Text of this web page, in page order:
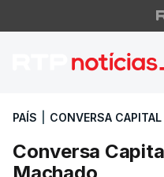
PAÍS CONVERSA CAPITAL
Conversa